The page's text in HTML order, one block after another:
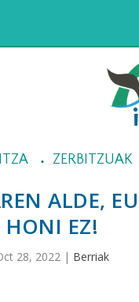
ZERBITZUAK
ALDE,
HONI EZ!
28, 2022 | Berriak